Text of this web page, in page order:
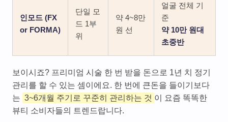
인모드 (FX
or FORMA)
단일 모
드 1부
위
약 4~8만
원 선
얼굴 전체 기
준
약 10만 원대
초중반
보이시죠? 프리미엄 시술 한 번 받을 돈으로 1년 치 정기
관리를 할 수 있는 셈이에요. 한 번에 큰돈을 들이기보다
는 3~6개월 주기로 꾸준히 관리하는 것 이 요즘 똑똑한
뷰티 소비자들의 트렌드랍니다.